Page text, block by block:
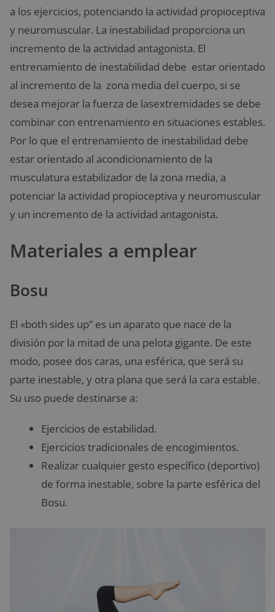
a los ejercicios, potenciando la actividad propioceptiva
y neuromuscular. La inestabilidad proporciona un
incremento de la actividad antagonista. El
entrenamiento de inestabilidad debe estar orientado
al incremento de la zona media del cuerpo, si se
desea mejorar la fuerza de lasextremidades se debe
combinar con entrenamiento en situaciones estables.
Por lo que el entrenamiento de inestabilidad debe
estar orientado al acondicionamiento de la
musculatura estabilizador de la zona media, a
potenciar la actividad propioceptiva y neuromuscular
y un incremento de la actividad antagonista.
Materiales a emplear
Bosu
El «both sides up” es un aparato que nace de la
división por la mitad de una pelota gigante. De este
modo, posee dos caras, una esférica, que será su
parte inestable, y otra plana que será la cara estable.
Su uso puede destinarse a:
Ejercicios de estabilidad.
Ejercicios tradicionales de encogimientos.
Realizar cualquier gesto específico (deportivo)
de forma inestable, sobre la parte esférica del
Bosu.